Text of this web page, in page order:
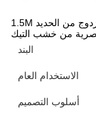
1.5M مقعد بارك في الهواء الطلق مع أسفل الظهر المزدوج من الحديد
من خشب التيك
البند
الاستخدام العام
أسلوب التصميم